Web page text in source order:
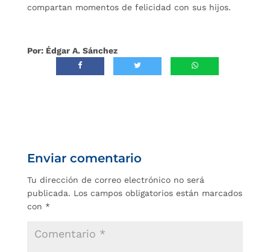
compartan momentos de felicidad con sus hijos.
Por: Édgar A. Sánchez
Enviar comentario
Tu dirección de correo electrónico no será
publicada. Los campos obligatorios están marcados
con *